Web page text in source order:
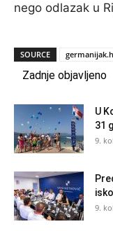
nego odlazak u
SOURCE
Zadnje objavljeno
U
31
9.
9.